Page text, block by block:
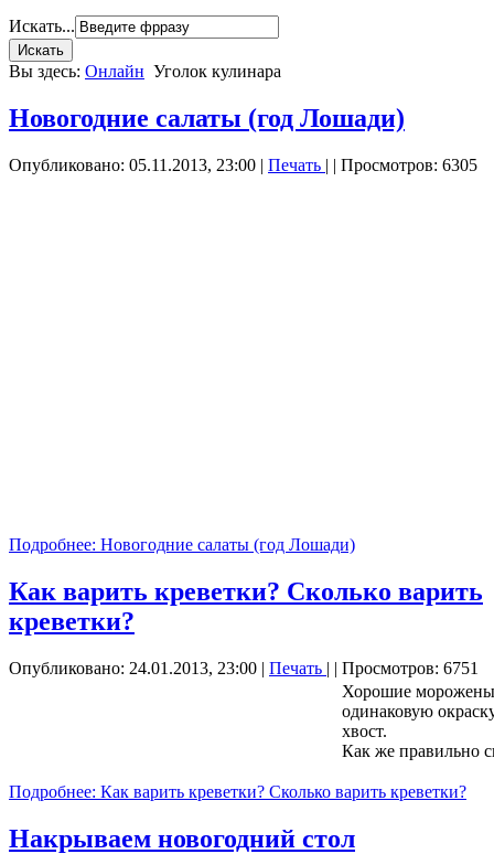
Искать...
Вы здесь: Онлайн Уголок кулинара
Новогодние салаты (год Лошади)
Опубликовано: 05.11.2013, 23:00 | Печать | | Просмотров: 6305
Подробнее: Новогодние салаты (год Лошади)
Как варить креветки? Сколько варить
креветки?
Опубликовано: 24.01.2013, 23:00 | Печать | | Просмотров: 6751
Хорошие
одинаковую
хвост.
Как же правильно
Подробнее: Как варить креветки? Сколько варить креветки?
Накрываем новогодний стол